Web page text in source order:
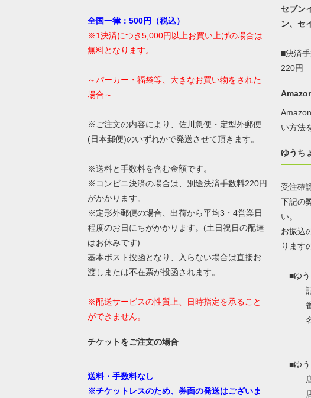
全国一律：500円（税込）
※1決済につき5,000円以上お買い上げの場合は
無料となります。
～パーカー・福袋等、大きなお買い物をされた
場合～
※ご注文の内容により、佐川急便・定型外郵便
(日本郵便)のいずれかで発送させて頂きます。
※送料と手数料を含む金額です。
※コンビニ決済の場合は、別途決済手数料220円
がかかります。
※定形外郵便の場合、出荷から平均3・4営業日
程度のお日にちがかかります。(土日祝日の配達
はお休みです)
基本ポスト投函となり、入らない場合は直接お
渡しまたは不在票が投函されます。
※配送サービスの性質上、日時指定を承ること
ができません。
チケットをご注文の場合
送料・手数料なし
※チケットレスのため、券面の発送はございま
セブン
ン、セ
■決済
220円
い方法
ゆうち
受注確
下記の
い。
お振込
ります
■ゆう
記号
番号
名称
■ゆう
店名
店